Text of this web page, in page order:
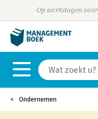
Op werkdagen
Ondernemen